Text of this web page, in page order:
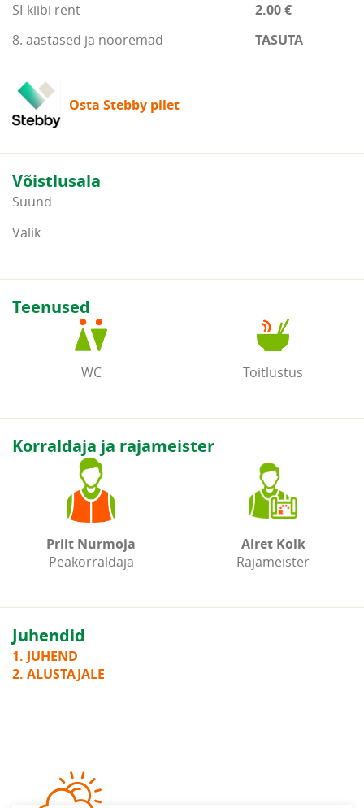
SI-kiibi rent
2.00 €
8. aastased ja nooremad
TASUTA
Osta Stebby pilet
Võistlusala
Suund
Valik
Teenused
WC Toitlustus
Korraldaja ja rajameister
Priit Nurmoja
Peakorraldaja
Airet Kolk
Rajameister
Juhendid
1. JUHEND
2. ALUSTAJALE